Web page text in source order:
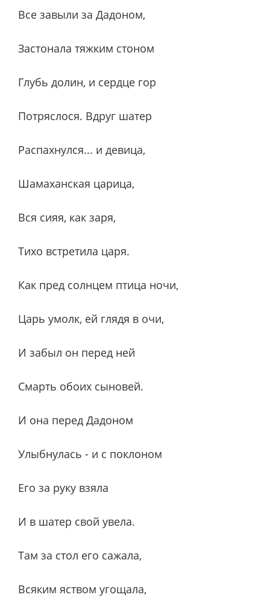
Все завыли за Дадоном,
Застонала тяжким стоном
Глубь долин, и сердце гор
Потряслося. Вдруг шатер
Распахнулся... и девица,
Шамаханская царица,
Вся сияя, как заря,
Тихо встретила царя.
Как пред солнцем птица ночи,
Царь умолк, ей глядя в очи,
И забыл он перед ней
Смарть обоих сыновей.
И она перед Дадоном
Улыбнулась - и с поклоном
Его за руку взяла
И в шатер свой увела.
Там за стол его сажала,
Всяким яством угощала,